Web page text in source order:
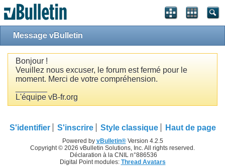
Message vBulletin
Bonjour !
Veuillez nous excuser, le forum est fermé pour le
moment. Merci de votre compréhension.
L'équipe vB-fr.org
S'identifier S'inscrire Style classique Haut de page
Powered by vBulletin®Version 4.2.5
Copyright © 2026 vBulletin Solutions, Inc. All rights reserved.
Déclaration à la CNIL n°886536
Digital Point modules: Thread Avatars